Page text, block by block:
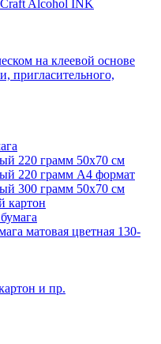
Alcohol INK
на клеевой основе
пригласительного,
220 грамм 50х70 см
220 грамм A4 формат
300 грамм 50х70 см
картон
матовая цветная 130-
и пр.